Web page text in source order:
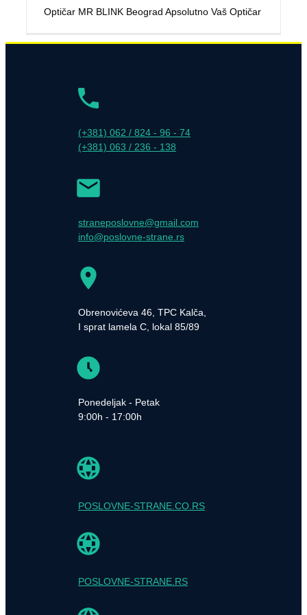
Optičar MR BLINK Beograd Apsolutno Vaš Optičar
(+381) 062 / 824 - 96 - 74
(+381) 063 / 236 - 138
straneposlovne@gmail.com
info@poslovne-strane.rs
Obrenovićeva 46, TPC Kalča,
I sprat lamela C, lokal 85/89
Ponedeljak - Petak
9:00h - 17:00h
POSLOVNE-STRANE.CO.RS
POSLOVNE-STRANE.RS